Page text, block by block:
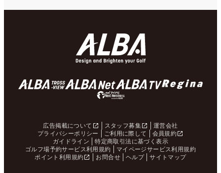
広告掲載について スタッフ募集
運営会社
プライバシーポリシー
ご利用に際して
会員規約
ガイドライン
特定商取引法に基づく表示
ゴルフ場予約サービス利用規約
マイページサービス利用規約
ポイント利用規約
お問合せ ヘルプ サイトマップ